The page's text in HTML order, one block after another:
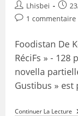
Lhisbei
1 commentaire
Foodistan De
RéciFs » - 128
novella
Gustibus »
Continuer La Lecture